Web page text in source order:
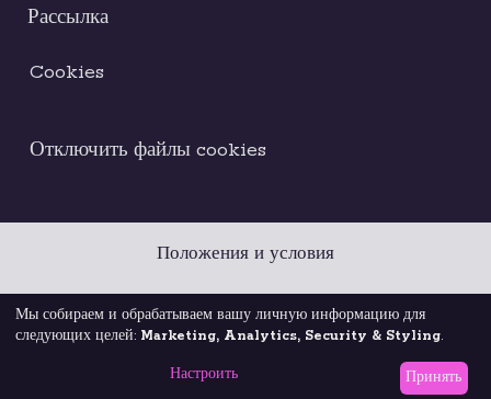
Рассылка
Cookies
Отключить файлы cookies
Положения и условия
Правовое уведомление Кодекс этики
Мы собираем и обрабатываем вашу личную информацию для
следующих целей: Marketing, Analytics, Security & Styling.
Настроить Принять